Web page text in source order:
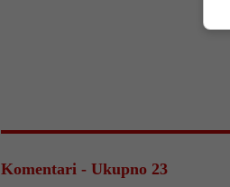
Komentari - Ukupno 23